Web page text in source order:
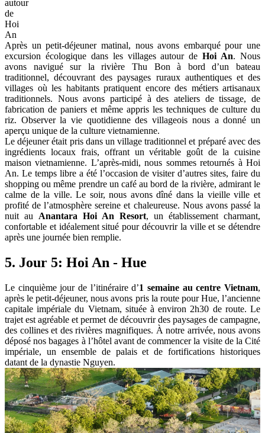
autour
de
Hoi
An
Après un petit-déjeuner matinal, nous avons embarqué pour une
excursion écologique dans les villages autour deHoi An. Nous
avons navigué sur la rivière Thu Bon à bord d’un bateau
traditionnel, découvrant des paysages ruraux authentiques et des
villages où les habitants pratiquent encore des métiers artisanaux
traditionnels. Nous avons participé à des ateliers de tissage, de
fabrication de paniers et même appris les techniques de culture du
riz. Observer la vie quotidienne des villageois nous a donné un
aperçu unique de la culture vietnamienne.
Le déjeuner était pris dans un village traditionnel et préparé avec des
ingrédients locaux frais, offrant un véritable goût de la cuisine
maison vietnamienne. L’après-midi, nous sommes retournés à Hoi
An. Le temps libre a été l’occasion de visiter d’autres sites, faire du
shopping ou même prendre un café au bord de la rivière, admirant le
calme de la ville. Le soir, nous avons dîné dans la vieille ville et
profité de l’atmosphère sereine et chaleureuse. Nous avons passé la
nuit au Anantara Hoi An Resort, un établissement charmant,
confortable et idéalement situé pour découvrir la ville et se détendre
après une journée bien remplie.
5. Jour 5: Hoi An - Hue
Le cinquième jour de l’itinéraire d’1 semaine au centre Vietnam,
après le petit-déjeuner, nous avons pris la route pour Hue, l’ancienne
capitale impériale du Vietnam, située à environ 2h30 de route. Le
trajet est agréable et permet de découvrir des paysages de campagne,
des collines et des rivières magnifiques. À notre arrivée, nous avons
déposé nos bagages à l’hôtel avant de commencer la visite de la Cité
impériale, un ensemble de palais et de fortifications historiques
datant de la dynastie Nguyen.